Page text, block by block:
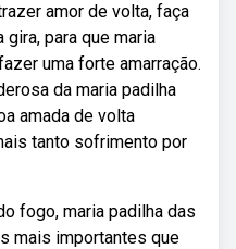
amor de volta, faça
para que maria
uma forte amarração.
da maria padilha
amada de volta
tanto sofrimento por
fogo, maria padilha das
mais importantes que